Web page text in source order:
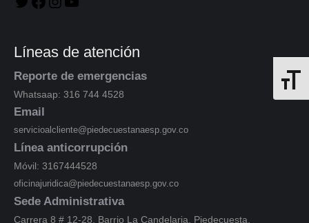
Líneas de atención
Reporte de emergencias
Whatsaap: 316 744 4528
Email
servicioalcliente@piedecuestanaesp.gov.co
Línea anticorrupción
Móvil: 3167444528
oficinajuridica@piedecuestanaesp.gov.co
Sede Administrativa
Carrera 8 # 12-28, Barrio La Candelaria, Piedecuesta,